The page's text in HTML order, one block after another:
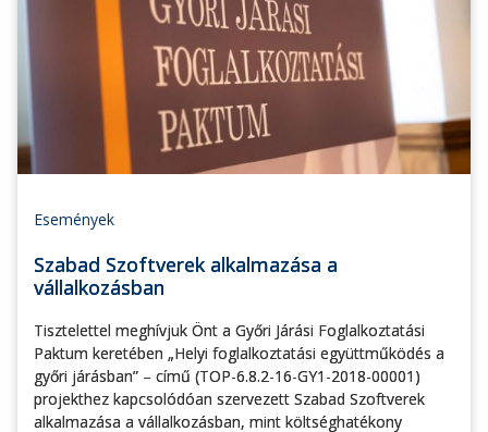
Események
Szabad Szoftverek alkalmazása a
vállalkozásban
Tisztelettel meghívjuk Önt a Győri Járási Foglalkoztatási
Paktum keretében „Helyi foglalkoztatási együttműködés a
győri járásban” – című (TOP-6.8.2-16-GY1-2018-00001)
projekthez kapcsolódóan szervezett Szabad Szoftverek
alkalmazása a vállalkozásban, mint költséghatékony